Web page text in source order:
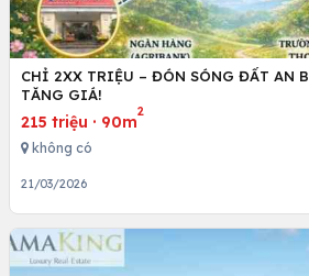
CHỈ 2XX TRIỆU – ĐÓN SÓNG ĐẤT AN
TĂNG GIÁ!
215 triệu · 90m
2
không có
21/03/2026